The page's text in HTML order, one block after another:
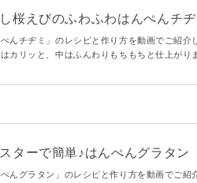
桜えびのふわふわはんぺんチヂ
ぺんチヂミ」のレシピと作り方を動画でご紹介
カリッと、中はふんわりもちもちと仕上がり
かずにもおすすめですよ。
スターで簡単♪はんぺんグラタン
ぺんグラタン」のレシピと作り方を動画でご